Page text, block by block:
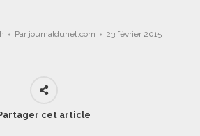
Par journaldunet.com 23 février 2015
cet article